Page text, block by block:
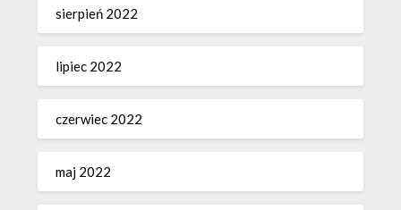
sierpień 2022
lipiec 2022
czerwiec 2022
maj 2022